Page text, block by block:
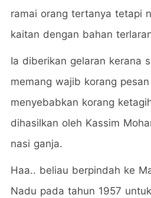
ramai orang tertanya tetapi
kaitan dengan bahan
Ia diberikan gelaran kerana
memang wajib korang
menyebabkan korang
dihasilkan oleh Kassim
nasi ganja.
Haa.. beliau berpindah ke
Nadu pada tahun 1957